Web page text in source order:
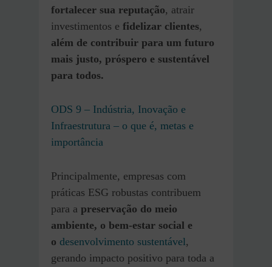
fortalecer sua reputação, atrair
investimentos e fidelizar clientes,
além de contribuir para um futuro
mais justo, próspero e sustentável
para todos.
ODS 9 – Indústria, Inovação e
Infraestrutura – o que é, metas e
importância
Principalmente, empresas com
práticas ESG robustas contribuem
para a preservação do meio
ambiente, o bem-estar social e
o desenvolvimento sustentável,
gerando impacto positivo para toda a